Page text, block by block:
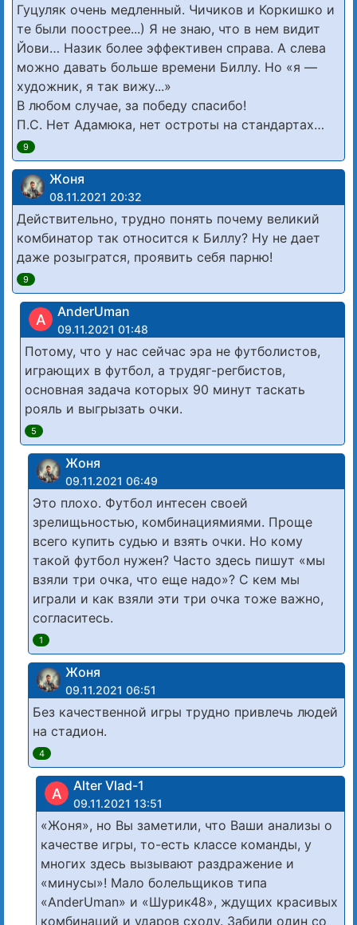
Гуцуляк очень медленный. Чичиков и Коркишко и
те были поострее...) Я не знаю, что в нем видит
Йови… Назик более эффективен справа. А слева
можно давать больше времени Биллу. Но «я —
художник, я так вижу...»
В любом случае, за победу спасибо!
П.С. Нет Адамюка, нет остроты на стандартах…
9
Жоня
08.11.2021 20:32
Действительно, трудно понять почему великий
комбинатор так относится к Биллу? Ну не дает
даже розыгратся, проявить себя парню!
9
A AnderUman
09.11.2021 01:48
Потому, что у нас сейчас эра не футболистов,
играющих в футбол, а трудяг-регбистов,
основная задача которых 90 минут таскать
рояль и выгрызать очки.
5
Жоня
09.11.2021 06:49
Это плохо. Футбол интесен своей
зрелищьностью, комбинациямиями. Проще
всего купить судью и взять очки. Но кому
такой футбол нужен? Часто здесь пишут «мы
взяли три очка, что еще надо»? С кем мы
играли и как взяли эти три очка тоже важно,
согласитесь.
1
Жоня
09.11.2021 06:51
Без качественной игры трудно привлечь людей
на стадион.
4
A Alter Vlad-1
09.11.2021 13:51
«Жоня», но Вы заметили, что Ваши анализы о
качестве игры, то-есть классе команды, у
многих здесь вызывают раздражение и
«минусы»! Мало болельщиков типа
«AnderUman» и «Шурик48», ждущих красивых
комбинаций и ударов сходу. Забили один со